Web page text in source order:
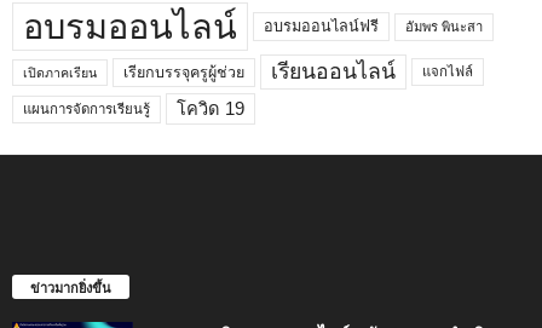
อบรมออนไลน์ อบรมออนไลน์ฟรี อัมพร พินะสา
เปิดภาคเรียน เรียกบรรจุครูผู้ช่วย เรียนออนไลน์ แจกไฟล์
แผนการจัดการเรียนรู้ โควิด 19
ข่าวมากยิ่งขึ้น